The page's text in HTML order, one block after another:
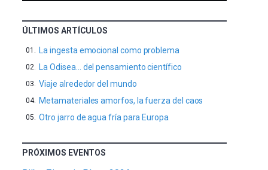
ÚLTIMOS ARTÍCULOS
La ingesta emocional como problema
La Odisea… del pensamiento científico
Viaje alrededor del mundo
Metamateriales amorfos, la fuerza del caos
Otro jarro de agua fría para Europa
PRÓXIMOS EVENTOS